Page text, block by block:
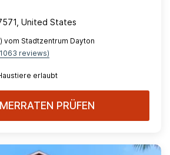
United States
vom Stadtzentrum Dayton
reviews)
erlaubt
PRÜFEN